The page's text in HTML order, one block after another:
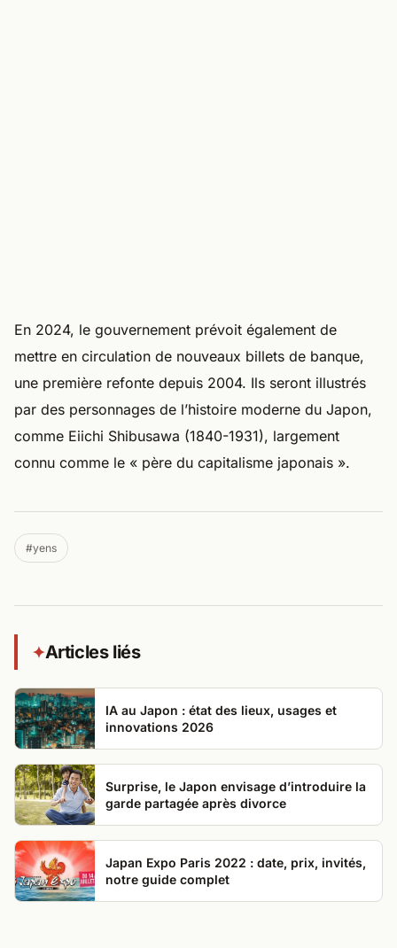
En 2024, le gouvernement prévoit également de
mettre en circulation de nouveaux billets de banque,
une première refonte depuis 2004. Ils seront illustrés
par des personnages de l’histoire moderne du Japon,
comme Eiichi Shibusawa (1840-1931), largement
connu comme le « père du capitalisme japonais ».
#yens
✦Articles liés
IA au Japon : état des lieux, usages et
innovations 2026
Surprise, le Japon envisage d’introduire la
garde partagée après divorce
Japan Expo Paris 2022 : date, prix, invités,
notre guide complet